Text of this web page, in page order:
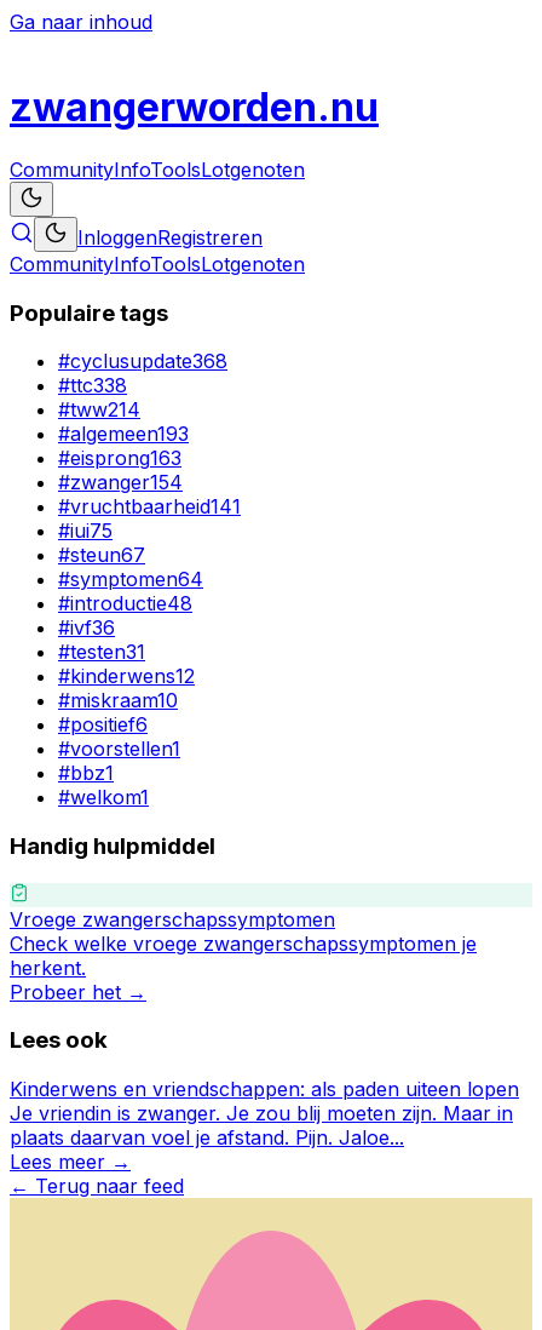
Ga naar inhoud
zwangerworden.nu
CommunityInfoToolsLotgenoten
InloggenRegistreren
CommunityInfoToolsLotgenoten
Populaire tags
#cyclusupdate368
#ttc338
#tww214
#algemeen193
#eisprong163
#zwanger154
#vruchtbaarheid141
#iui75
#steun67
#symptomen64
#introductie48
#ivf36
#testen31
#kinderwens12
#miskraam10
#positief6
#voorstellen1
#bbz1
#welkom1
Handig hulpmiddel
Vroege zwangerschapssymptomen
Check welke vroege zwangerschapssymptomen je
herkent.
Probeer het →
Lees ook
Kinderwens en vriendschappen: als paden uiteen lopen
Je vriendin is zwanger. Je zou blij moeten zijn. Maar in
plaats daarvan voel je afstand. Pijn. Jaloe...
Lees meer →
← Terug naar feed